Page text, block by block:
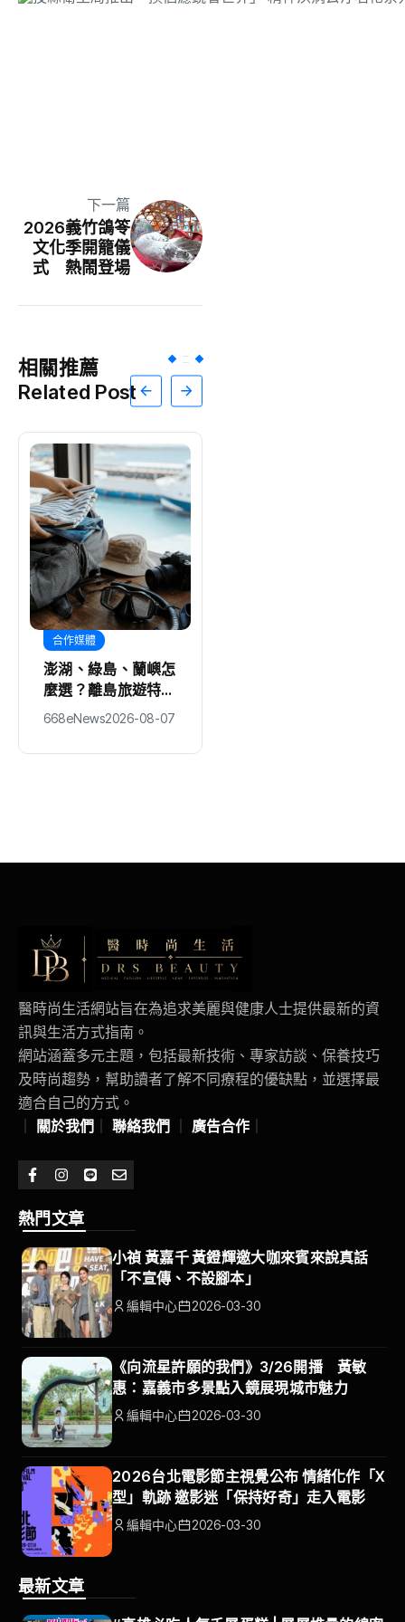
下一篇
2026義竹鴿笭
文化季開籠儀
式 熱鬧登場
相關推薦
Related Post
合作媒體
澎湖、綠島、蘭嶼怎
麼選？離島旅遊特色
差異與行前準備一次
668eNews2026-08-07
醫時尚生活網站旨在為追求美麗與健康人士提供最新的資
訊與生活方式指南。
網站涵蓋多元主題，包括最新技術、專家訪談、保養技巧
及時尚趨勢，幫助讀者了解不同療程的優缺點，並選擇最
適合自己的方式。
關於我們 聯絡我們 廣告合作
熱門文章
小禎 黃嘉千 黃鐙輝邀大咖來賓來說真話
「不宣傳、不設腳本」
編輯中心 2026-03-30
《向流星許願的我們》3/26開播 黃敏
惠：嘉義市多景點入鏡展現城市魅力
編輯中心 2026-03-30
2026台北電影節主視覺公布 情緒化作「X
型」軌跡 邀影迷「保持好奇」走入電影
編輯中心 2026-03-30
最新文章